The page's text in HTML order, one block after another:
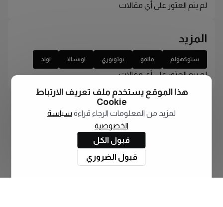
لم يتم العثور على أي مقالات
المزيد
ستوكهولم مالمو يوتوبوري اوبسالا لوند
لم يتم العثور على أي مقالات
هذا الموقع يستخدم ملف تعريف الارتباط
Cookie
لمزيد من المعلومات الرجاء قراءة سياسة
الخصوصية
قبول الكل
قبول الضروري